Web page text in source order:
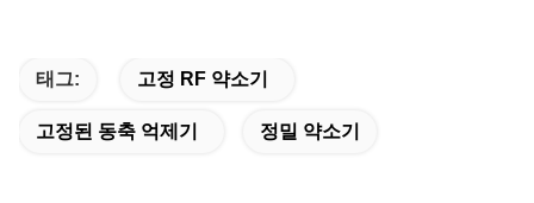
태그: 고정 RF 약소기
고정된 동축 억제기 정밀 약소기